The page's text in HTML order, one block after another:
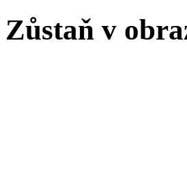
Zůstaň v